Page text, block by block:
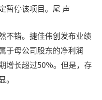
暂停该项目。尾 声
不错。捷佳伟创发布业绩
于母公司股东的净利润
增长超过50%。但是，存